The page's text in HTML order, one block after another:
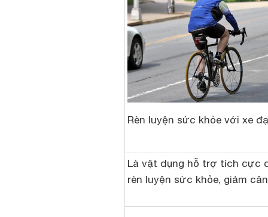
Rèn luyện sức khỏe với xe
Là vật dụng hỗ trợ tích cực
rèn luyện sức khỏe, giảm